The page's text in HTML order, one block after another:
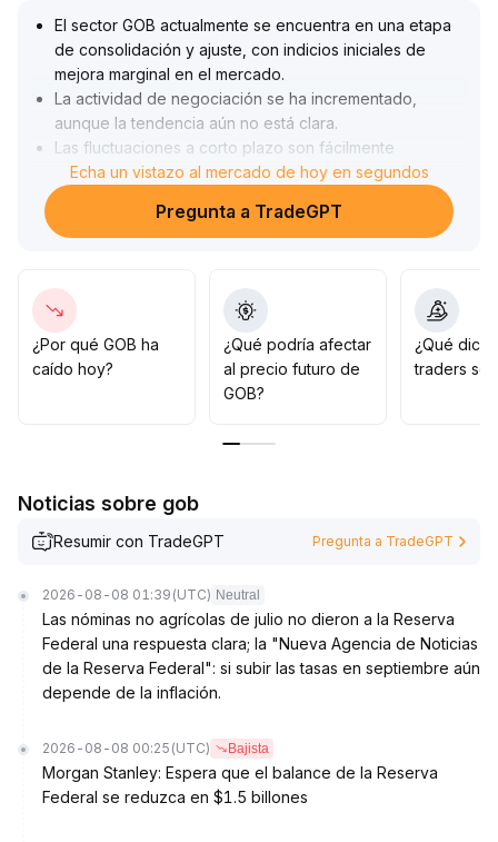
El sector GOB actualmente se encuentra en una etapa
de consolidación y ajuste, con indicios iniciales de
mejora marginal en el mercado.
La actividad de negociación se ha incrementado,
aunque la tendencia aún no está clara.
Las fluctuaciones a corto plazo son fácilmente
influenciadas por el sentimiento, por lo que cerca de
niveles de resistencia clave se debe prevenir el riesgo
de vuelve atrás tras falsas rupturas.
coordinarlo con los datos on-chain; esperar a que el
volumen aumente de manera sostenida y que se forme
una estructura alcista en las medias móviles antes de
aumentar posiciones
En esta fase, conviene operar con una posición ligera y
si el precio se mantiene por encima de zonas de
XX USDT).
Echa un vistazo al mercado de hoy en segundos
Pregunta a TradeGPT
¿Por qué GOB ha
caído hoy?
¿Qué podría afectar
al precio futuro de
GOB?
¿Qué
traders
Noticias sobre gob
Resumir con TradeGPT Pregunta a TradeGPT
2026-08-08 01:39 (UTC) Neutral
Las nóminas no agrícolas de julio no dieron a la Reserva
Federal una respuesta clara; la "Nueva Agencia de Noticias
de la Reserva Federal": si subir las tasas en septiembre aún
depende de la inflación.
2026-08-08 00:25 (UTC) Bajista
Morgan Stanley: Espera que el balance de la Reserva
Federal se reduzca en $1.5 billones